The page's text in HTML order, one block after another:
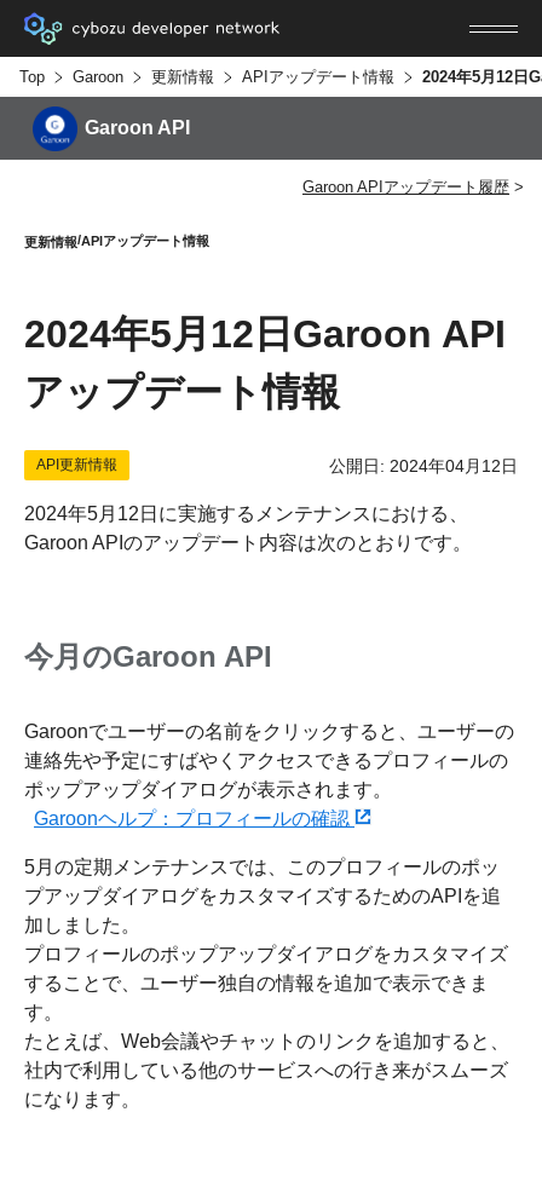
Top Garoon 更新情報 APIアップデート情報
Garoon API
Garoon APIアップデート履歴
更新情報 APIアップデート情報
2024年5月12日Garoon API
アップデート情報
API更新情報 公開日: 2024年04月12日
2024年5月12日に実施するメンテナンスにおける、
Garoon APIのアップデート内容は次のとおりです。
今月のGaroon API
Garoonでユーザーの名前をクリックすると、ユーザーの
連絡先や予定にすばやくアクセスできるプロフィールの
ポップアップダイアログが表示されます。
Garoonヘルプ：プロフィールの確認
5月の定期メンテナンスでは、このプロフィールのポッ
プアップダイアログをカスタマイズするためのAPIを追
加しました。
プロフィールのポップアップダイアログをカスタマイズ
することで、ユーザー独自の情報を追加で表示できま
す。
たとえば、Web会議やチャットのリンクを追加すると、
社内で利用している他のサービスへの行き来がスムーズ
になります。